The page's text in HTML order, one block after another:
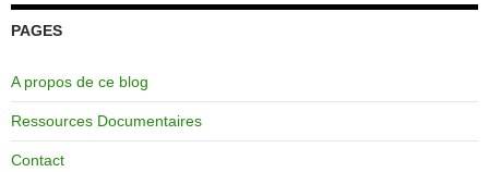
PAGES
A propos de ce blog
Ressources Documentaires
Contact